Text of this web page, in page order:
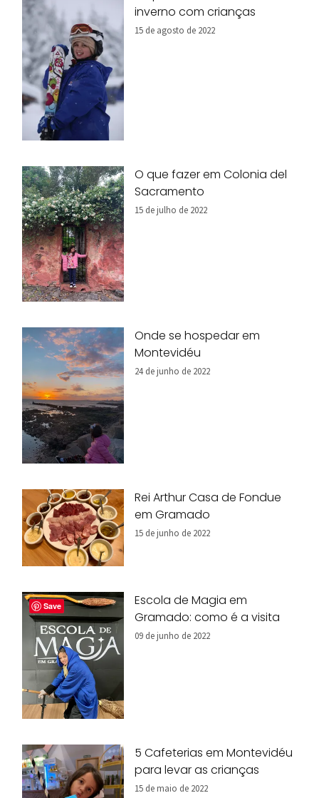
inverno com crianças
15 de agosto de 2022
O que fazer em Colonia del
Sacramento
15 de julho de 2022
Onde se hospedar em
Montevidéu
24 de junho de 2022
Rei Arthur Casa de Fondue
em Gramado
15 de junho de 2022
Escola de Magia em
Gramado: como é a visita
09 de junho de 2022
5 Cafeterias em Montevidéu
para levar as crianças
15 de maio de 2022
Save